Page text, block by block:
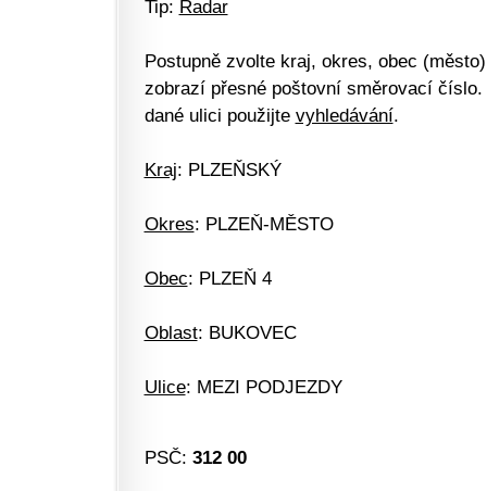
Tip: Radar
Postupně zvolte kraj, okres, obec
zobrazí přesné poštovní směrovací
dané ulici použijte vyhledávání.
Kraj: PLZEŇSKÝ
Okres: PLZEŇ-MĚSTO
Obec: PLZEŇ 4
Oblast: BUKOVEC
Ulice: MEZI PODJEZDY
PSČ: 312 00